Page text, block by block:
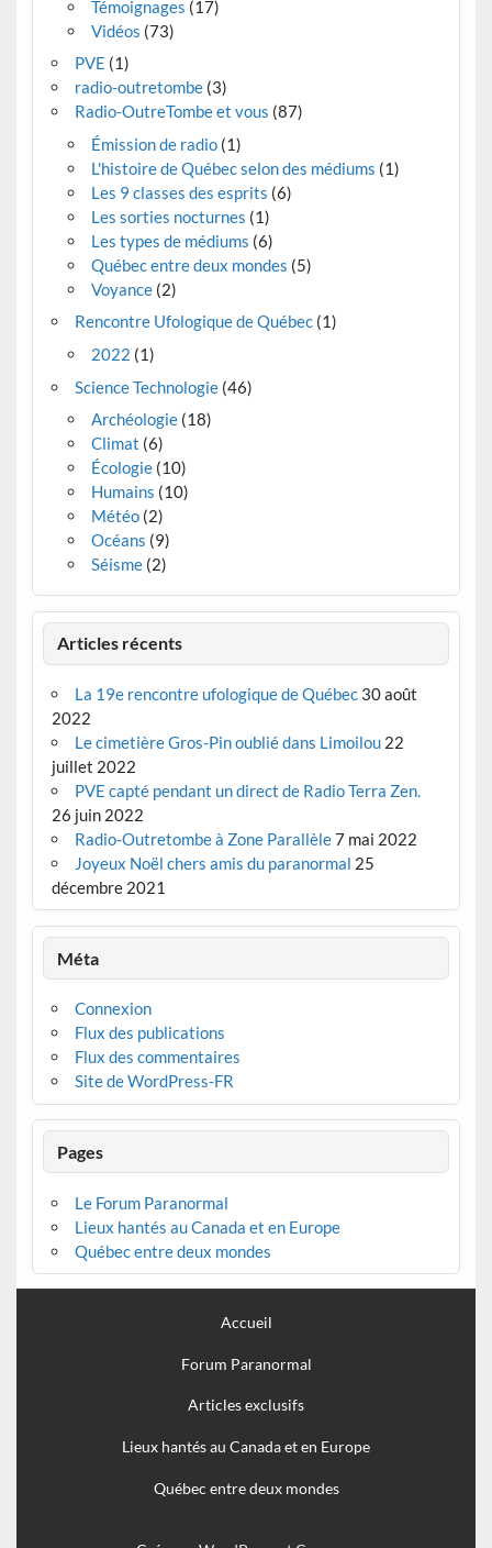
Témoignages (17)
Vidéos (73)
PVE (1)
radio-outretombe(3)
Radio-OutreTombe et vous (87)
Émission de radio(1)
L'histoire de Québec selon des médiums (1)
Les 9 classes des esprits (6)
Les sorties nocturnes (1)
Les types de médiums (6)
Québec entre deux mondes (5)
Voyance(2)
Rencontre Ufologique de Québec(1)
2022 (1)
Science Technologie(46)
Archéologie(18)
Climat (6)
Écologie(10)
Humains (10)
Météo(2)
Océans (9)
Séisme(2)
Articles récents
La 19e rencontre ufologique de Québec 30 août
2022
Le cimetière Gros-Pin oublié dans Limoilou 22
juillet 2022
PVE capté pendant un direct de Radio Terra Zen.
26 juin 2022
Radio-Outretombe à Zone Parallèle7 mai 2022
Joyeux Noël chers amis du paranormal 25
décembre 2021
Méta
Connexion
Flux des publications
Flux des commentaires
Site de WordPress-FR
Pages
Le Forum Paranormal
Lieux hantés au Canada et en Europe
Québec entre deux mondes
Accueil
Forum Paranormal
Articles exclusifs
Lieux hantés au Canada et en Europe
Québec entre deux mondes